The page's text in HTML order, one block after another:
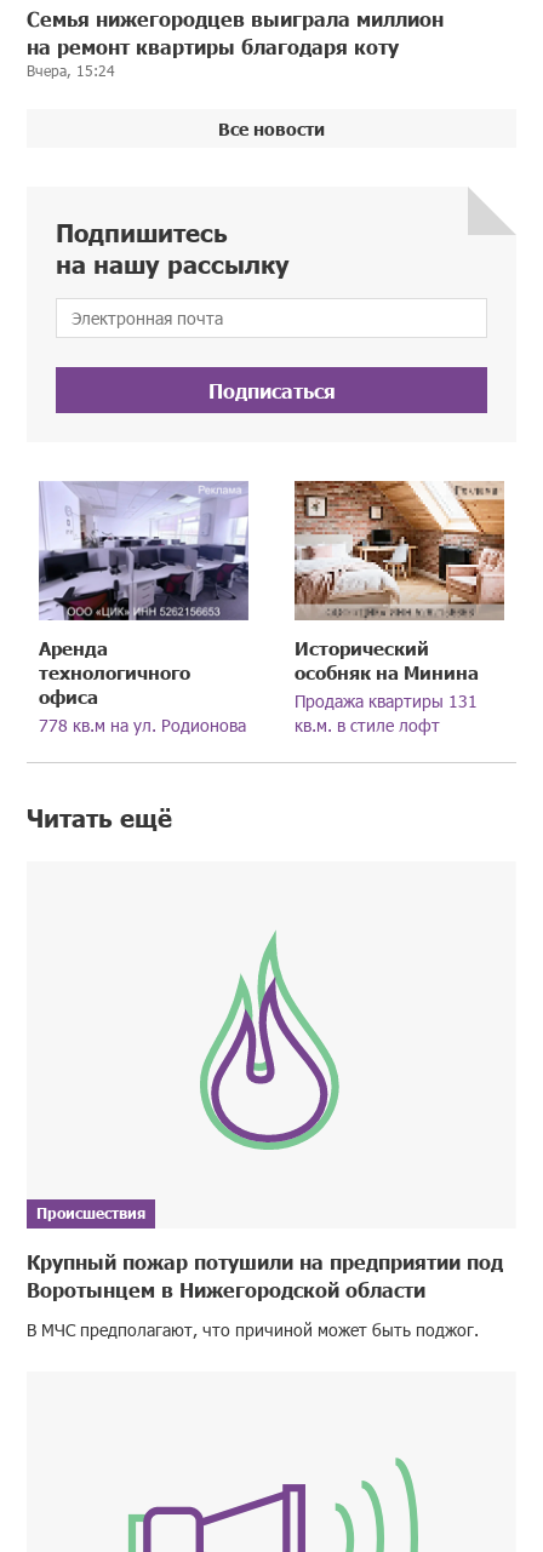
Семья нижегородцев выиграла миллион
на ремонт квартиры благодаря коту
Вчера, 15:24
Все новости
Подпишитесь
на нашу рассылку
Подписаться
Аренда
технологичного
офиса
778 кв.м на ул. Родионова
Исторический
особняк на Минина
Продажа квартиры 131
кв.м. в стиле лофт
Читать ещё
Происшествия
Крупный пожар потушили на предприятии под
Воротынцем в Нижегородской области
В МЧС предполагают, что причиной может быть поджог.